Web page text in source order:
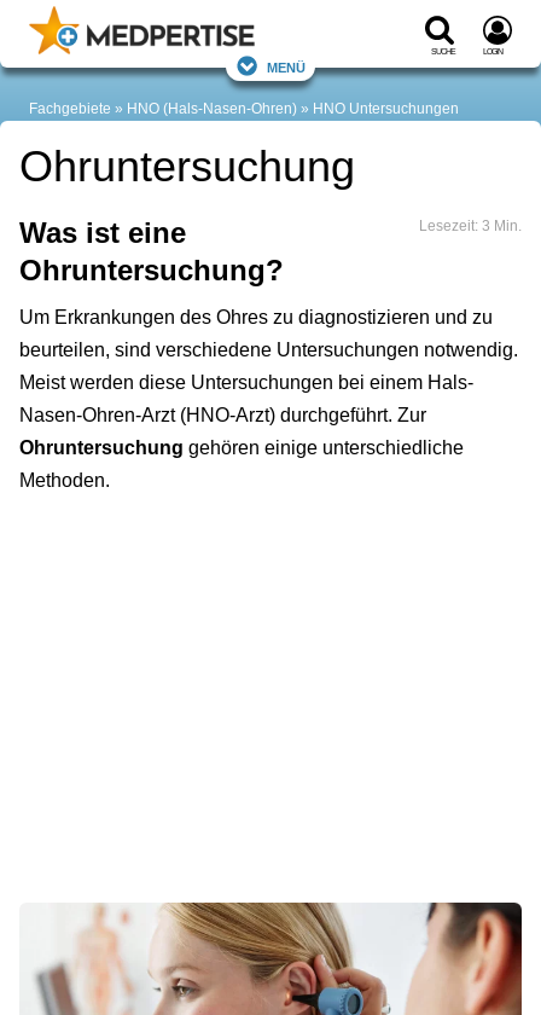
Suche Login
Menü
Fachgebiete HNO (Hals-Nasen-Ohren) HNO Untersuchungen
Ohruntersuchung
Lesezeit: 3 Min.
Was ist eine
Ohruntersuchung?
Um Erkrankungen des Ohres zu diagnostizieren und zu
beurteilen, sind verschiedene Untersuchungen notwendig.
Meist werden diese Untersuchungen bei einem Hals-
Nasen-Ohren-Arzt (HNO-Arzt) durchgeführt. Zur
Ohruntersuchung gehören einige unterschiedliche
Methoden.